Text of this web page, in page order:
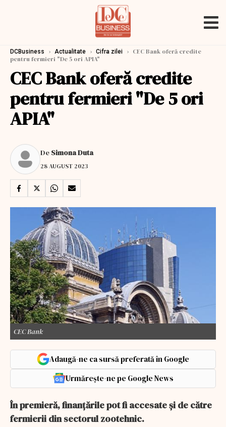
DCBusiness › Actualitate › Cifra zilei › CEC Bank oferă credite
pentru fermieri "De 5 ori APIA"
CEC Bank oferă credite
pentru fermieri "De 5 ori
APIA"
De Simona Duta
28 AUGUST 2023
CEC Bank
Adaugă-ne ca sursă preferată în Google
Urmărește-ne pe Google News
În premieră, finanțările pot fi accesate și de către
fermierii din sectorul zootehnic.